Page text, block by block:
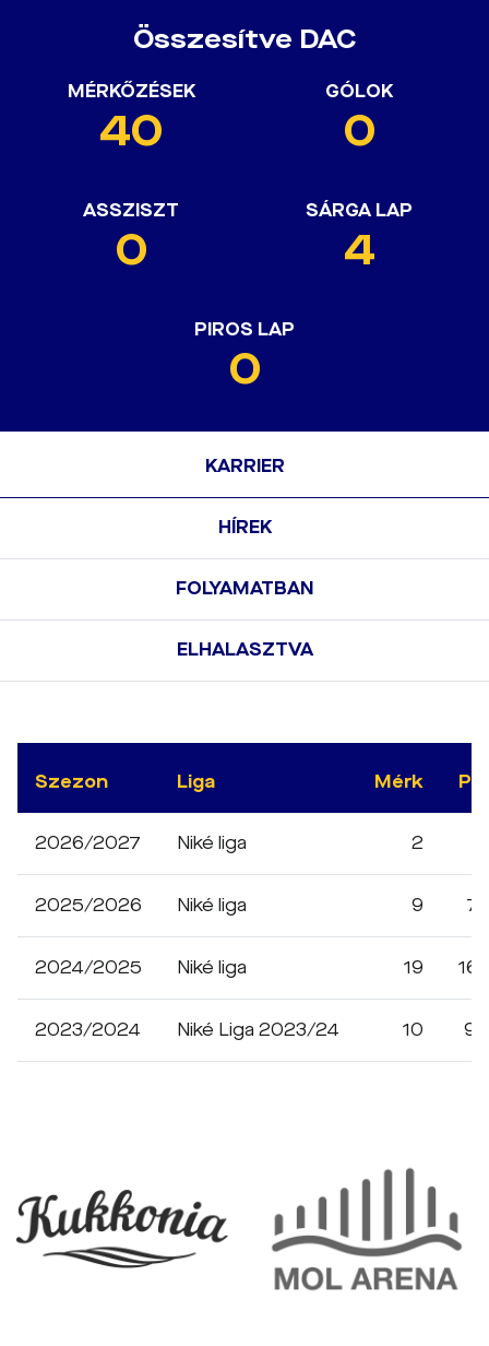
Összesítve DAC
MÉRKŐZÉSEK
40
GÓLOK
0
ASSZISZT
0
SÁRGA LAP
4
PIROS LAP
0
KARRIER
HÍREK
FOLYAMATBAN
ELHALASZTVA
Szezon Liga Mérk
2026/2027 Niké liga 2
2025/2026 Niké liga 9
2024/2025 Niké liga 19
2023/2024 Niké Liga 2023/24 10